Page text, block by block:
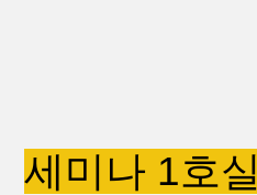
세미나 1호실